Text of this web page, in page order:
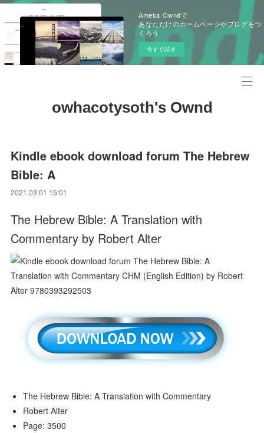
Ameba Owndで
あなただけのホームページやブログをつ
くろう
今すぐ試す
owhacotysoth's Ownd
Kindle ebook download forum The Hebrew
Bible: A
2021.03.01 15:01
The Hebrew Bible: A Translation with
Commentary by Robert Alter
The Hebrew Bible: A Translation with Commentary
Robert Alter
Page: 3500